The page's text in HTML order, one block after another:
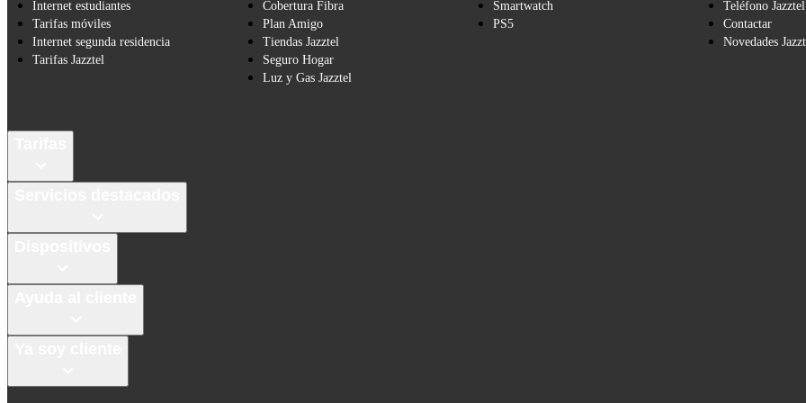
Internet estudiantes
Tarifas móviles
Internet segunda residencia
Tarifas Jazztel
Cobertura Fibra
Plan Amigo
Tiendas Jazztel
Seguro Hogar
Luz y Gas Jazztel
Smartwatch
PS5
Teléfono Jazztel
Contactar
Novedades